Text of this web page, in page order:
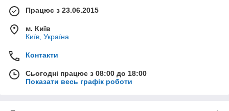
Працює з 23.06.2015
м. Київ
Київ, Україна
Контакти
Сьогодні працює з 08:00 до 18:00
Показати весь графік роботи